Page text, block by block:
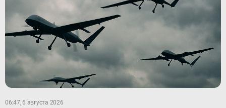
06:47, 6 августа 2026